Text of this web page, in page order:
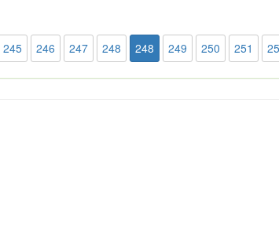
245 246 247 248 248 249 250 251